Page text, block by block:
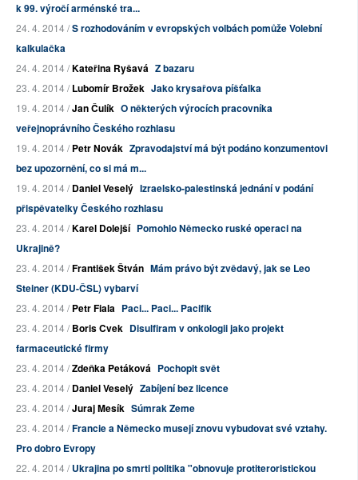
k 99. výročí arménské tra...
24. 4. 2014 /S rozhodováním v evropských volbách pomůže Volební
kalkulačka
24. 4. 2014 /Kateřina Ryšavá Z bazaru
23. 4. 2014 /Lubomír Brožek Jako krysařova píšťalka
19. 4. 2014 /Jan Čulík O některých výrocích pracovníka
veřejnoprávního Českého rozhlasu
19. 4. 2014 /Petr Novák Zpravodajství má být podáno konzumentovi
bez upozornění, co si má m...
19. 4. 2014 /Daniel Veselý Izraelsko-palestinská jednání v podání
přispěvatelky Českého rozhlasu
23. 4. 2014 /Karel Dolejší Pomohlo Německo ruské operaci na
Ukrajině?
23. 4. 2014 /František Štván Mám právo být zvědavý, jak se Leo
Steiner (KDU-ČSL) vybarví
23. 4. 2014 /Petr Fiala Paci... Paci... Pacifik
23. 4. 2014 /Boris Cvek Disulfiram v onkologii jako projekt
farmaceutické firmy
23. 4. 2014 /Zdeňka Petáková Pochopit svět
23. 4. 2014 /Daniel Veselý Zabíjení bez licence
23. 4. 2014 /Juraj Mesík Súmrak Zeme
23. 4. 2014 /Francie a Německo musejí znovu vybudovat své vztahy.
Pro dobro Evropy
22. 4. 2014 /Ukrajina po smrti politika "obnovuje protiteroristickou